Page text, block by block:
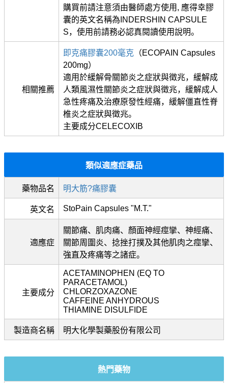
購買前請注意須由醫師處方使用, 應得幸膠
囊的英文名稱為INDERSHIN CAPSULE
S，使用前請務必認真閱讀使用說明。
相關推薦
即克痛膠囊200毫克 （ECOPAIN Capsules
200mg）
適用於緩解骨關節炎之症狀與徵兆，緩解成
人類風濕性關節炎之症狀與徵兆，緩解成人
急性疼痛及治療原發性經痛，緩解僵直性脊
椎炎之症狀與徵兆。
主要成分CELECOXIB
類似適應症藥品
藥物品名 明大筋?痛膠囊
英文名 StoPain Capsules "M.T."
適應症
關節痛、肌肉痛、顏面神經痙攣、神經痛、
關節周圍炎、捻挫打撲及其他肌肉之痙攣、
強直及疼痛等之諸症。
主要成分
ACETAMINOPHEN (EQ TO
PARACETAMOL)
CHLORZOXAZONE
CAFFEINE ANHYDROUS
THIAMINE DISULFIDE
製造商名稱 明大化學製藥股份有限公司
熱門藥物